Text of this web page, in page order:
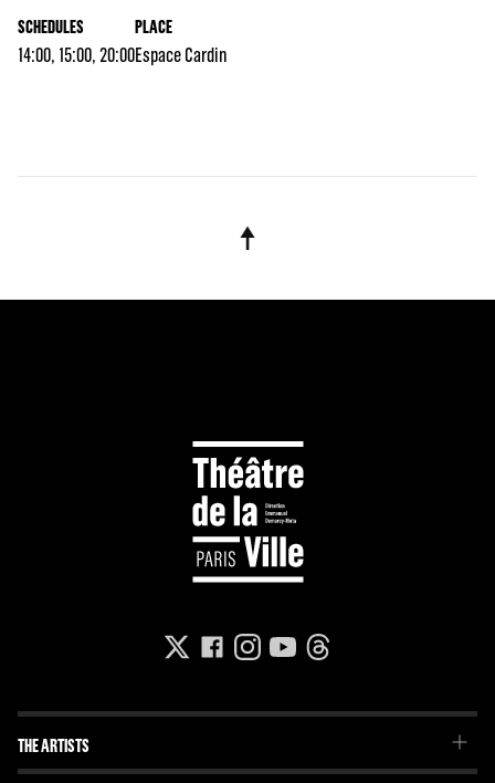
SCHEDULES
14:00, 15:00, 20:00
PLACE
Espace Cardin
THE ARTISTS
The Troupe